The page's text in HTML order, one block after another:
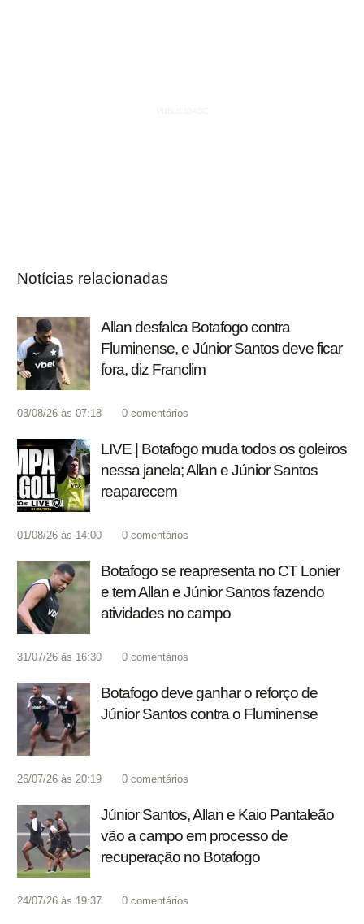
Notícias relacionadas
Allan desfalca Botafogo contra
Fluminense, e Júnior Santos deve ficar
fora, diz Franclim
03/08/26 às 07:18 0 comentários
LIVE | Botafogo muda todos os goleiros
nessa janela; Allan e Júnior Santos
reaparecem
01/08/26 às 14:00 0 comentários
Botafogo se reapresenta no CT Lonier
e tem Allan e Júnior Santos fazendo
atividades no campo
31/07/26 às 16:30 0 comentários
Botafogo deve ganhar o reforço de
Júnior Santos contra o Fluminense
26/07/26 às 20:19 0 comentários
Júnior Santos, Allan e Kaio Pantaleão
vão a campo em processo de
recuperação no Botafogo
24/07/26 às 19:37 0 comentários